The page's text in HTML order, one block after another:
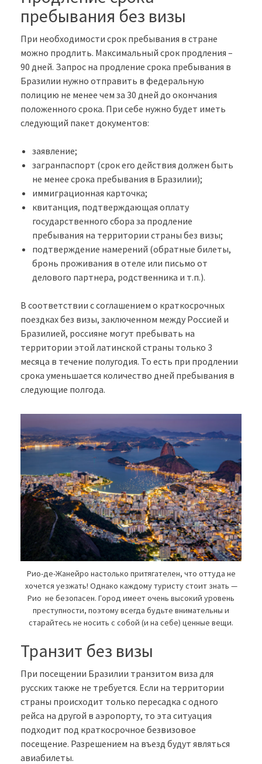
пребывания без визы
При необходимости срок пребывания в стране
можно продлить. Максимальный срок продления –
90 дней. Запрос на продление срока пребывания в
Бразилии нужно отправить в федеральную
полицию не менее чем за 30 дней до окончания
положенного срока. При себе нужно будет иметь
следующий пакет документов:
заявление;
загранпаспорт (срок его действия должен быть
не менее срока пребывания в Бразилии);
иммиграционная карточка;
квитанция, подтверждающая оплату
государственного сбора за продление
пребывания на территории страны без визы;
подтверждение намерений (обратные билеты,
бронь проживания в отеле или письмо от
делового партнера, родственника и т.п.).
В соответствии с соглашением о краткосрочных
поездках без визы, заключенном между Россией и
Бразилией, россияне могут пребывать на
территории этой латинской страны только 3
месяца в течение полугодия. То есть при продлении
срока уменьшается количество дней пребывания в
следующие полгода.
Рио-де-Жанейро настолько притягателен, что оттуда не
хочется уезжать! Однако каждому туристу стоит знать —
Рио не безопасен. Город имеет очень высокий уровень
преступности, поэтому всегда будьте внимательны и
старайтесь не носить с собой (и на себе) ценные вещи.
Транзит без визы
При посещении Бразилии транзитом виза для
русских также не требуется. Если на территории
страны происходит только пересадка с одного
рейса на другой в аэропорту, то эта ситуация
подходит под краткосрочное безвизовое
посещение. Разрешением на въезд будут являться
авиабилеты.